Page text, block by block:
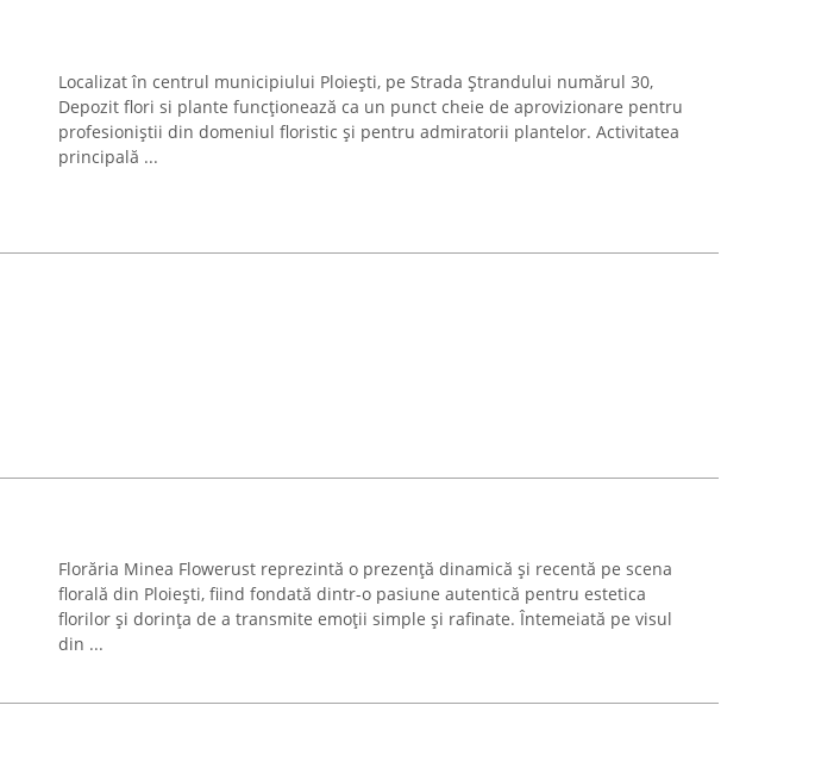
Localizat în centrul municipiului Ploiești, pe Strada Ștrandului numărul 30,
Depozit flori si plante funcționează ca un punct cheie de aprovizionare pentru
profesioniștii din domeniul floristic și pentru admiratorii plantelor. Activitatea
principală ...
Florăria Minea Flowerust reprezintă o prezență dinamică și recentă pe scena
florală din Ploiești, fiind fondată dintr-o pasiune autentică pentru estetica
florilor și dorința de a transmite emoții simple și rafinate. Întemeiată pe visul
din ...